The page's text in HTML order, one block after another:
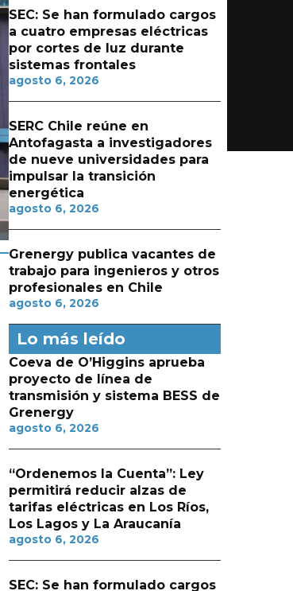
SEC: Se han formulado cargos
a cuatro empresas eléctricas
por cortes de luz durante
sistemas frontales
agosto 6, 2026
SERC Chile reúne en
Antofagasta a investigadores
de nueve universidades para
impulsar la transición
energética
agosto 6, 2026
Grenergy publica vacantes de
trabajo para ingenieros y otros
profesionales en Chile
agosto 6, 2026
Lo más leído
Coeva de O’Higgins aprueba
proyecto de línea de
transmisión y sistema BESS de
Grenergy
agosto 6, 2026
“Ordenemos la Cuenta”: Ley
permitirá reducir alzas de
tarifas eléctricas en Los Ríos,
Los Lagos y La Araucanía
agosto 6, 2026
SEC: Se han formulado cargos